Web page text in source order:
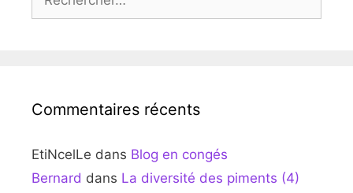
Commentaires récents
EtiNcelLe dans Blog en congés
Bernard dans La diversité des piments (4)